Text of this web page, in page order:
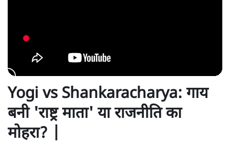
Yogi vs Shankaracharya: गाय
बनी 'राष्ट्र माता' या राजनीति का
मोहरा? |